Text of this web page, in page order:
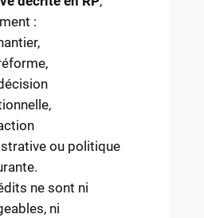
:
ou politique
ne sont ni
ni